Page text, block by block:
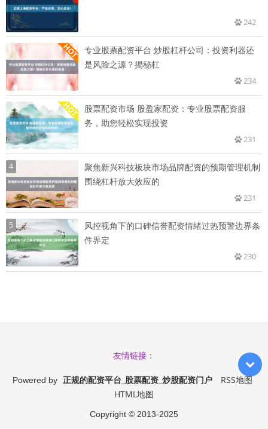
242
专业股票配资平台 炒股杠杆公司：投资利器还
是风险之源？揭秘杠
234
股票配资市场 股盈家配资：专业股票配资服
务，助您轻松实现投资
231
4
聚焦新兴科技板块市场品牌配资的预期管理机制
围绕杠杆放大效应的
231
5
风控视角下的口碑信誉配资情绪过热预警边界条
件界定
230
友情链接：
Powered by 正规的配资平台_股票配资_炒股配资门户
RSS地图
HTML地图
Copyright © 2013-2025